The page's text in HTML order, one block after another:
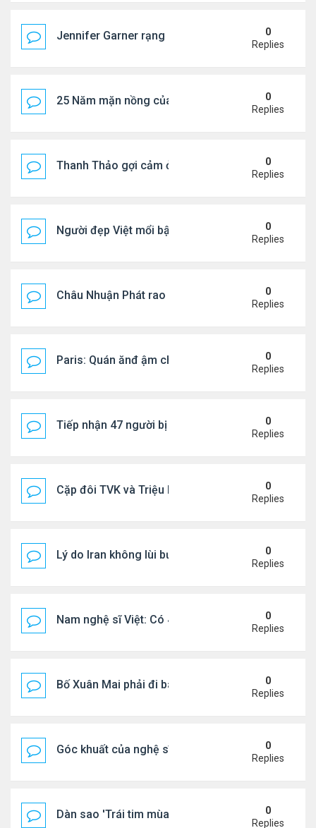
Jennifer Garner rạng rỡ bên bạn trai kém 6 tuổi
0
Replies
25 Năm mặn nồng của 'Điệp viên 007'
0
Replies
Thanh Thảo gợi cảm ở tuổi 49
0
Replies
Người đẹp Việt mổi bật giữa dàn sao châu Á
0
Replies
Châu Nhuận Phát rao bán tài sản
0
Replies
Paris: Quán ănđ ậm chất Việt đông kín khách chờ
0
Replies
Tiếp nhận 47 người bị Mỹ trục xuất, Công an
0
Replies
Cặp đôi TVK và Triệu Mẫn được yêu thích nhất
0
Replies
Lý do Iran không lùi bước trước lời đe dọa của
0
Replies
Nam nghệ sĩ Việt: Có 4 nhà ở Pháp, sống gần
0
Replies
Bố Xuân Mai phải đi bán cơm ở Mỹ
0
Replies
Góc khuất của nghệ sĩ Hoài Tâm
0
Replies
Dàn sao 'Trái tim mùa thu' sau 26 năm
0
Replies